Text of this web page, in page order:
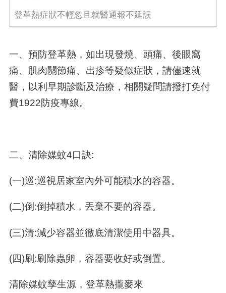
登革熱症狀不輕忽且就醫通報不延誤
一、預防登革熱，如出現發燒、頭痛、後眼窩
痛、肌肉關節痛、出疹等疑似症狀，請儘速就
醫，以利早期診斷及治療，相關疑問請撥打免付
費1922防疫專線。
二、清除媒蚊4口訣:
(一)巡:巡視居家室內外可能積水的容器。
(二)倒 :倒掉積水，丟棄不要的容器。
(三)清:減少容器並徹底清潔使用中器具。
(四)刷 :刷除蟲卵，容器要收好或倒置。
清除媒蚊孳生源，登革熱攏麥來